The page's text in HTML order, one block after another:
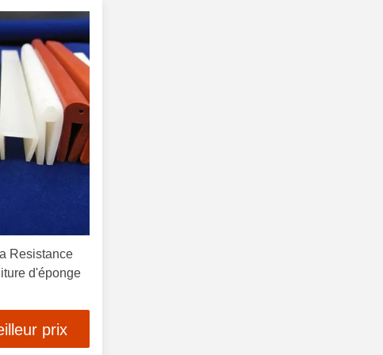
Resistance
d'éponge
prix